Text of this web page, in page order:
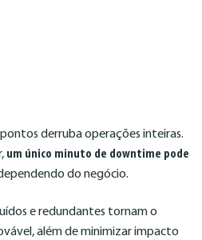
derruba operações inteiras.
um único minuto de downtime pode
do negócio.
e redundantes tornam o
além de minimizar impacto